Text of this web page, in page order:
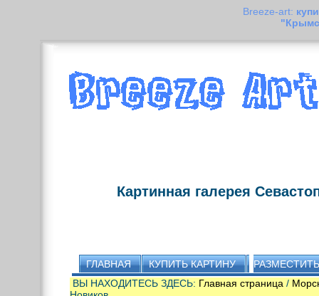
Breeze-art:
Картинная галерея
ГЛАВНАЯ КУПИТЬ КАРТИНУ
ВЫ НАХОДИТЕСЬ ЗДЕСЬ: Главная страница /